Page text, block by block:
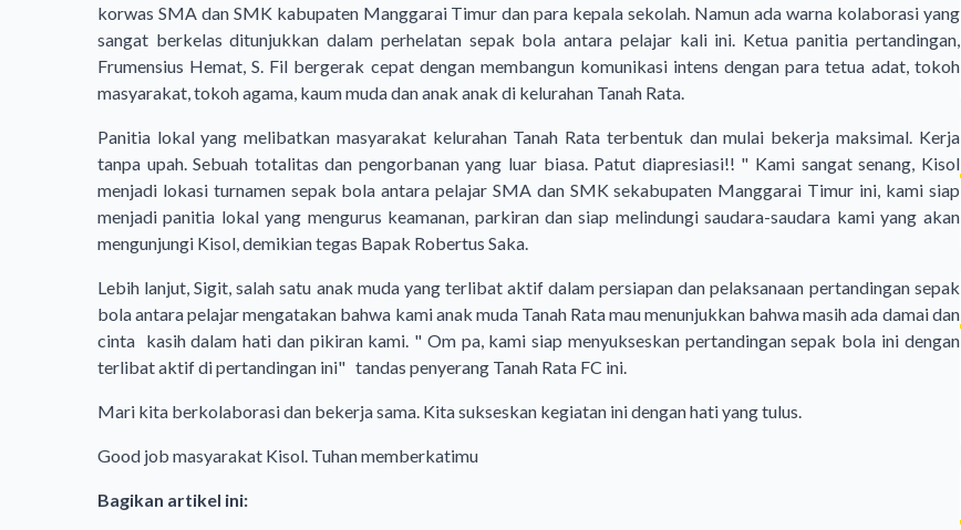
korwas SMA dan SMK kabupaten Manggarai Timur dan para kepala sekolah. Namun ada warna kolaborasi yang
sangat berkelas ditunjukkan dalam perhelatan sepak bola antara pelajar kali ini. Ketua panitia pertandingan,
Frumensius Hemat, S. Fil bergerak cepat dengan membangun komunikasi intens dengan para tetua adat, tokoh
masyarakat, tokoh agama, kaum muda dan anak anak di kelurahan Tanah Rata.
Panitia lokal yang melibatkan masyarakat kelurahan Tanah Rata terbentuk dan mulai bekerja maksimal. Kerja
tanpa upah. Sebuah totalitas dan pengorbanan yang luar biasa. Patut diapresiasi!! " Kami sangat senang, Kisol
menjadi lokasi turnamen sepak bola antara pelajar SMA dan SMK sekabupaten Manggarai Timur ini, kami siap
menjadi panitia lokal yang mengurus keamanan, parkiran dan siap melindungi saudara-saudara kami yang akan
mengunjungi Kisol, demikian tegas Bapak Robertus Saka.
Lebih lanjut, Sigit, salah satu anak muda yang terlibat aktif dalam persiapan dan pelaksanaan pertandingan sepak
bola antara pelajar mengatakan bahwa kami anak muda Tanah Rata mau menunjukkan bahwa masih ada damai dan
cinta kasih dalam hati dan pikiran kami. " Om pa, kami siap menyukseskan pertandingan sepak bola ini dengan
terlibat aktif di pertandingan ini" tandas penyerang Tanah Rata FC ini.
Mari kita berkolaborasi dan bekerja sama. Kita sukseskan kegiatan ini dengan hati yang tulus.
Good job masyarakat Kisol. Tuhan memberkatimu
Bagikan artikel ini: